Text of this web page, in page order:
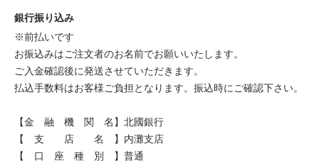
銀行振り込み
※前払いです
お振込みはご注文者のお名前でお願いいたします。
ご入金確認後に発送させていただきます。
払込手数料はお客様ご負担となります。振込時にご確認下さい。
【金 融 機 関 名】北國銀行
【 支 店 名 】内灘支店
【 口 座 種 別 】普通